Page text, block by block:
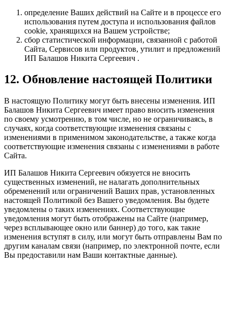
определение Ваших действий на Сайте и в процессе его
использования путем доступа и использования файлов
cookie, хранящихся на Вашем устройстве;
сбор статистической информации, связанной с работой
Сайта, Сервисов или продуктов, утилит и предложений
ИП Балашов Никита Сергеевич .
12. Обновление настоящей Политики
В настоящую Политику могут быть внесены изменения. ИП
Балашов Никита Сергеевич имеет право вносить изменения
по своему усмотрению, в том числе, но не ограничиваясь, в
случаях, когда соответствующие изменения связаны с
изменениями в применимом законодательстве, а также когда
соответствующие изменения связаны с изменениями в работе
Сайта.
ИП Балашов Никита Сергеевич обязуется не вносить
существенных изменений, не налагать дополнительных
обременений или ограничений Ваших прав, установленных
настоящей Политикой без Вашего уведомления. Вы будете
уведомлены о таких изменениях. Соответствующие
уведомления могут быть отображены на Сайте (например,
через всплывающее окно или баннер) до того, как такие
изменения вступят в силу, или могут быть отправлены Вам по
другим каналам связи (например, по электронной почте, если
Вы предоставили нам Ваши контактные данные).